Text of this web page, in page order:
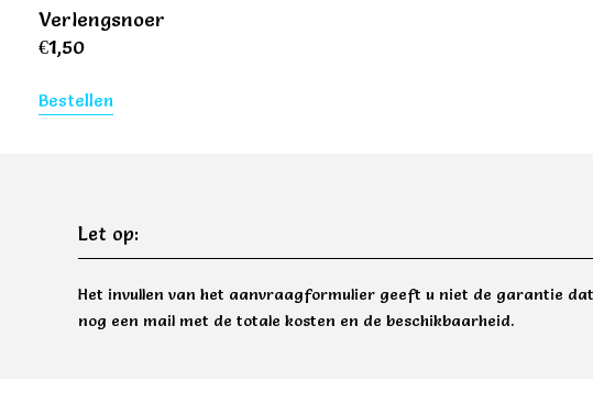
Verlengsnoer
€1,50
Bestellen
Let op:
Het invullen van het aanvraagformulier geeft u niet de garantie
nog een mail met de totale kosten en de beschikbaarheid.